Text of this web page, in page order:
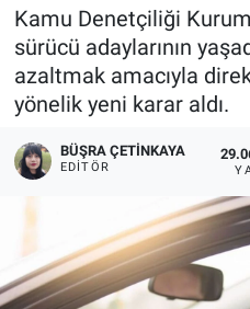
Kamu Denetçiliği
sürücü adaylarının
azaltmak amacıyla
yönelik yeni karar aldı.
BÜŞRA ÇETINKAYA
EDITÖR